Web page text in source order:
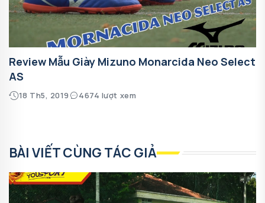
Review Mẫu Giày Mizuno Monarcida Neo Select
AS
18 Th5, 2019 4674 lượt xem
BÀI VIẾT CÙNG TÁC GIẢ